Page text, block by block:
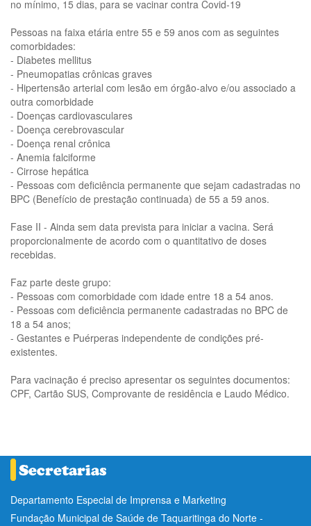
no mínimo, 15 dias, para se vacinar contra Covid-19
Pessoas na faixa etária entre 55 e 59 anos com as seguintes
comorbidades:
- Diabetes mellitus
- Pneumopatias crônicas graves
- Hipertensão arterial com lesão em órgão-alvo e/ou associado a
outra comorbidade
- Doenças cardiovasculares
- Doença cerebrovascular
- Doença renal crônica
- Anemia falciforme
- Cirrose hepática
- Pessoas com deficiência permanente que sejam cadastradas no
BPC (Benefício de prestação continuada) de 55 a 59 anos.
Fase II - Ainda sem data prevista para iniciar a vacina. Será
proporcionalmente de acordo com o quantitativo de doses
recebidas.
Faz parte deste grupo:
- Pessoas com comorbidade com idade entre 18 a 54 anos.
- Pessoas com deficiência permanente cadastradas no BPC de
18 a 54 anos;
- Gestantes e Puérperas independente de condições pré-
existentes.
Para vacinação é preciso apresentar os seguintes documentos:
CPF, Cartão SUS, Comprovante de residência e Laudo Médico.
Departamento Especial de Imprensa e Marketing
Fundação Municipal de Saúde de Taquaritinga do Norte -